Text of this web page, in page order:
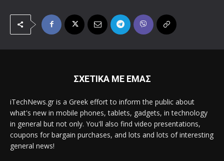
ΣΧΕΤΙΚΑ ΜΕ ΕΜΑΣ
iTechNews.gr is a Greek effort to inform the public about
what's new in mobile phones, tablets, gadgets, in technology
in general but not only. You'll also find video presentations,
coupons for bargain purchases, and lots and lots of interesting
general news!